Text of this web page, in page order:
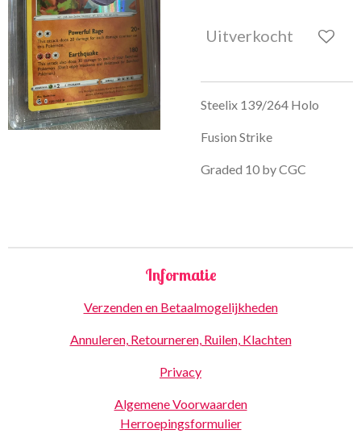
Uitverkocht
Steelix 139/264 Holo
Fusion Strike
Graded 10 by CGC
Informatie
Verzenden en Betaalmogelijkheden
Annuleren, Retourneren, Ruilen, Klachten
Privacy
Algemene Voorwaarden
Herroepingsformulier